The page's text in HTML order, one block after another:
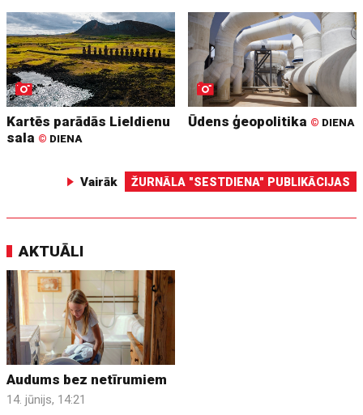
Kartēs parādās Lieldienu
sala © DIENA
Ūdens ģeopolitika © DIENA
Vairāk ŽURNĀLA "SESTDIENA" PUBLIKĀCIJAS
AKTUĀLI
Audums bez netīrumiem
14. jūnijs, 14:21